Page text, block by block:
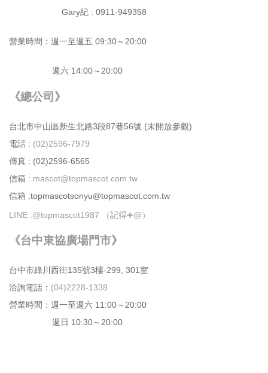
Gary紀 : 0911-949358
營業時間：週⼀⾄週五 09:30～20:00
週六 14:00～20:00
《總公司》
台北市中⼭區新⽣北路3段87巷56號 (未開放參觀)
電話 : (02)2596-7979
傳真 : (02)2596-6565
信箱 : mascot@topmascot.com.tw
信箱 :topmascotsonyu@topmascot.com.tw
LINE :@topmascot1987 （記得➕@）
《台中東協廣場門市》
台中市綠川⻄街135號3樓-299, 301室
洽詢電話： (04)2228-1338
營業時間：週⼀⾄週六 11:00～20:00
週日 10:30～20:00